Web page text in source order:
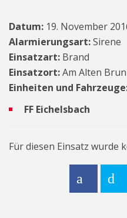
Datum: 19. November
Alarmierungsart:Sirene
Einsatzart: Brand
Einsatzort:Am Alten
Einheiten und
FF Eichelsbach
Für diesen Einsatz wurde